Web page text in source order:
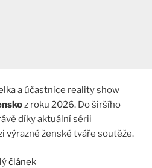
a účastnice reality show
z roku 2026. Do širšího
díky aktuální sérii
výrazné ženské tváře soutěže.
článek